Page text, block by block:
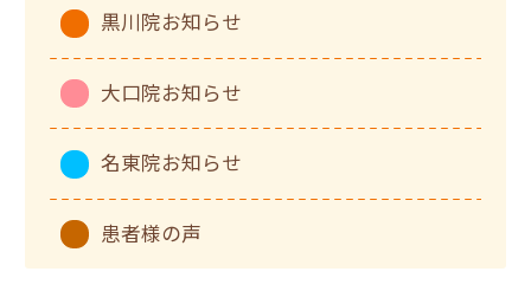
黒川院お知らせ
大口院お知らせ
名東院お知らせ
患者様の声